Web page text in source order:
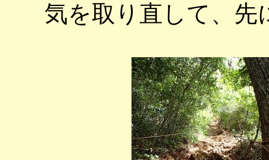
気を取り直して、先